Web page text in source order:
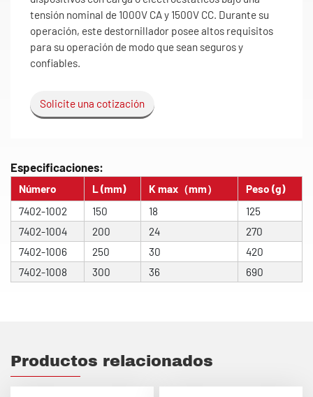
tensión nominal de 1000V CA y 1500V CC. Durante su
operación, este destornillador posee altos requisitos
para su operación de modo que sean seguros y
confiables.
Solicite una cotización
Especificaciones:
Número L (mm) K max（mm）
Peso (g)
7402-1002
150 18
125
7402-1004
200 24
270
7402-1006
250 30
420
7402-1008
300 36 690
Productos relacionados